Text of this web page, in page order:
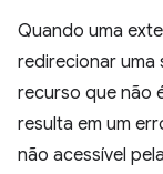
Quando uma
redirecionar uma
recurso que não
resulta em um
não acessível